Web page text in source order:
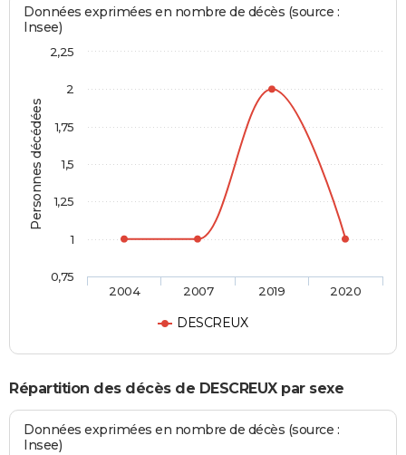
Personnes décédées
Données exprimées en nombre de décès (source :
Insee)
DESCREUX
2004 2007 2019 2020
0,75
1
1,25
1,5
1,75
2
2,25
Répartition des décès de DESCREUX par sexe
Données exprimées en nombre de décès (source :
Insee)